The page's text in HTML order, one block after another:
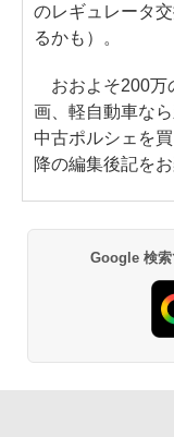
のレギュレータ
るかも）。
おおよそ200万
画、軽自動車な
中古ポルシェを
降の編集後記をお
Google 検索